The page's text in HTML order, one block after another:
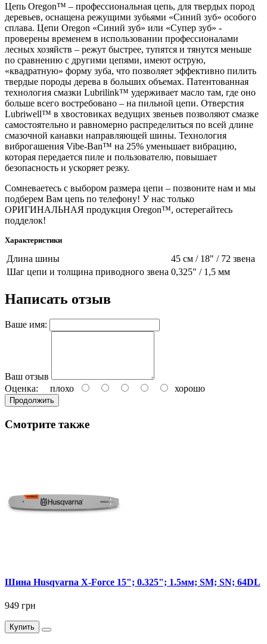
Цепь Oregon™ – профессиональная цепь, для твердых пород
деревьев, оснащена режущими зубьями «Синий зуб» особого
сплава. Цепи Oregon «Синий зуб» или «Супер зуб» -
проверены временем в использовании профессионалами
лесных хозяйств – режут быстрее, тупятся и тянутся меньше
по сравнению с другими цепями, имеют острую,
«квадратную» форму зуба, что позволяет эффективно пилить
твердые породы дерева в больших объемах. Патентованная
технология смазки Lubrilink™ удерживает масло там, где оно
больше всего востребовано – на пильной цепи. Отверстия
Lubriwell™ в хвостовиках ведущих звеньев позволяют смазке
самостоятельно и равномерно распределиться по всей длине
смазочной канавки направляющей шины. Технология
виброгашения Vibe-Ban™ на 25% уменьшает вибрацию,
которая передается пиле и пользователю, повышает
безопасность и ускоряет резку.
Сомневаетесь с выбором размера цепи – позвоните нам и мы
подберем Вам цепь по телефону! У нас только
ОРИГИНАЛЬНАЯ продукция Oregon™, остерегайтесь
подделок!
Характеристики
Длина шины
45 см / 18" / 72 звена
Шаг цепи и толщина приводного звена 0,325" / 1,5 мм
Написать отзыв
Ваше имя:
Ваш отзыв
Оценка: плохо хорошо
Продолжить
Смотрите также
Шина Husqvarna X-Force 15"; 0.325"; 1.5мм; SM; SN; 64DL
949 грн
Купить